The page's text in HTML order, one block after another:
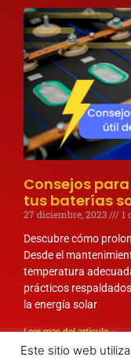
Consejos
tus baterías
27 diciembre, 2023
1
Descubre cómo
Desde el
temperatura
prácticos
la energía solar
Leer mas del articulo »
Este sitio web